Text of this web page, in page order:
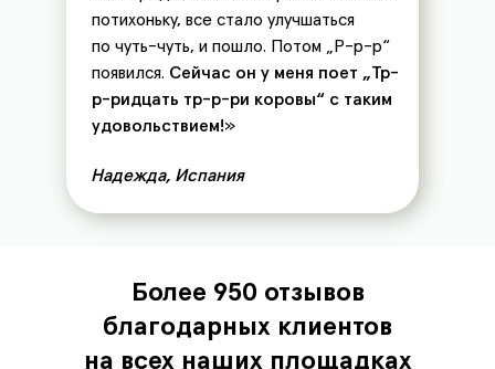
потихоньку, все стало улучшаться
по чуть-чуть, и пошло. Потом „Р-р-р“
появился. Сейчас он у меня поет „Тр-
р-ридцать тр-р-ри коровы“ с таким
удовольствием!»
Надежда, Испания
Более 950 отзывов
благодарных клиентов
на всех наших площадках